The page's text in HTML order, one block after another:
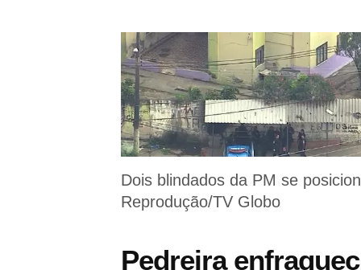
Dois blindados da PM se
Reprodução/TV Globo
Pedreira